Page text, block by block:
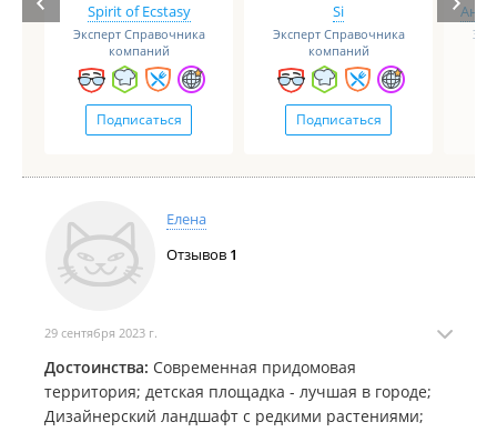
Spirit of Ecstasy
Эксперт Справочника
компаний
Подписаться
Si
Эксперт Справочника
компаний
Подписаться
Елена
Отзывов 1
29 сентября 2023 г.
Достоинства: Современная придомовая
территория; детская площадка - лучшая в городе;
Дизайнерский ландшафт с редкими растениями;